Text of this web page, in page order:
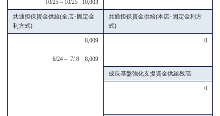
10/25～10/25 10,003
共通担保資金供給(全店･固定金
利方式)
共通担保資金供給(本店･固定金利方
式)
8,009
6/24～ 7/ 8 8,009
0
成長基盤強化支援資金供給残高
0